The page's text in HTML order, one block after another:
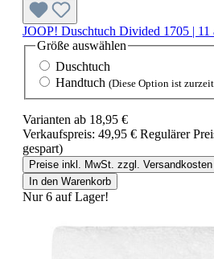
JOOP! Duschtuch Divided 1705 | 11
Größe auswählen
Duschtuch
Handtuch (Diese Option ist
Varianten ab 18,95 €
Verkaufspreis: 49,95 € Regulärer
gespart)
Preise inkl. MwSt. zzgl. Versandkosten
In den Warenkorb
Nur 6 auf Lager!